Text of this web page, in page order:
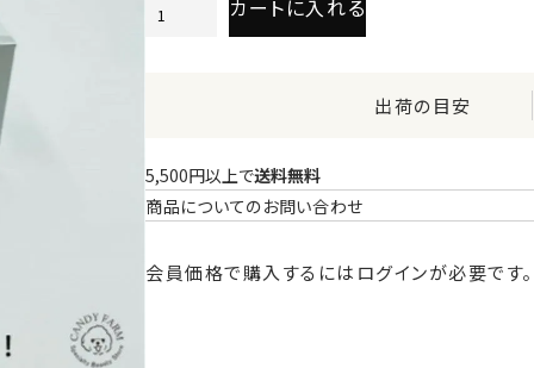
カートに入れる
出荷の目安
5,500円以上で送料無料
商品についてのお問い合わせ
会員価格で購入するにはログインが必要です。